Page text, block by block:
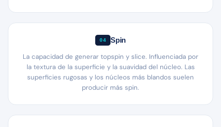
04
Spin
La capacidad de generar topspin y slice. Influenciada por
la textura de la superficie y la suavidad del núcleo. Las
superficies rugosas y los núcleos más blandos suelen
producir más spin.